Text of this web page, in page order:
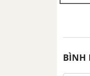
BÌNH